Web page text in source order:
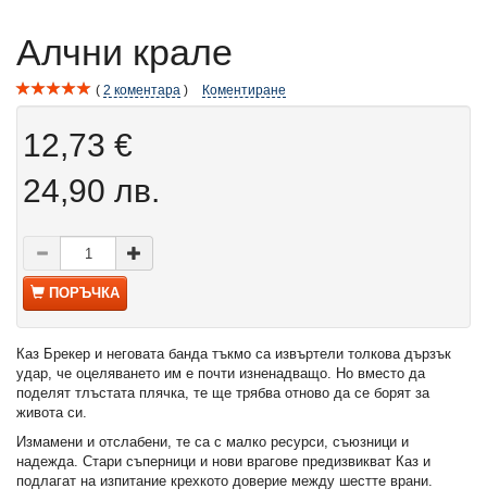
Алчни крале
2 коментара Коментиране
12,73 €
24,90 лв.
ПОРЪЧКА
Каз Брекер и неговата банда тъкмо са извъртели толкова дързък
удар, че оцеляването им е почти изненадващо. Но вместо да
поделят тлъстата плячка, те ще трябва отново да се борят за
живота си.
Измамени и отслабени, те са с малко ресурси, съюзници и
надежда. Стари съперници и нови врагове предизвикват Каз и
подлагат на изпитание крехкото доверие между шестте врани.